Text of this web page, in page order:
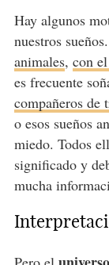
Hay algunos
nuestros
animales, con
es frecuente
compañeros de
o esos sueños
miedo. Todos
significado y
mucha